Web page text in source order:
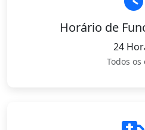
Horário de
24
Todos os